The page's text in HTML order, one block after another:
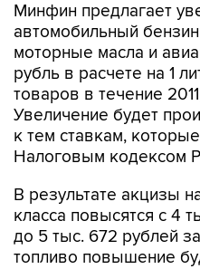
Минфин предлагает
автомобильный
моторные масла и
рубль в расчете на 1
товаров в течение
Увеличение будет
к тем ставкам,
Налоговым кодексом
В результате акцизы
класса повысятся с 4
до 5 тыс. 672 рублей
топливо повышение